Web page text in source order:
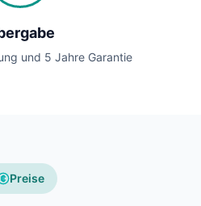
und 5 Jahre Garantie
Preise